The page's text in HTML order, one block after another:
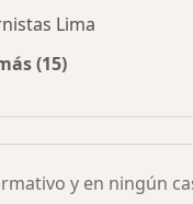
Lima
(15)
y en ningún